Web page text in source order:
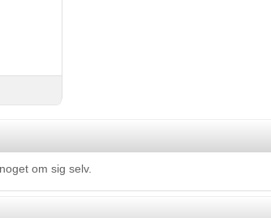
om sig selv.